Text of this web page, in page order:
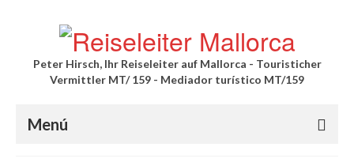
Peter Hirsch, Ihr Reiseleiter auf Mallorca - Touristicher
Vermittler MT/ 159 - Mediador turístico MT/159
Menú